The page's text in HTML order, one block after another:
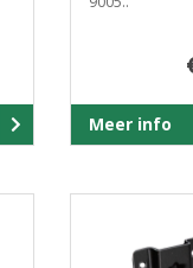
Meer info